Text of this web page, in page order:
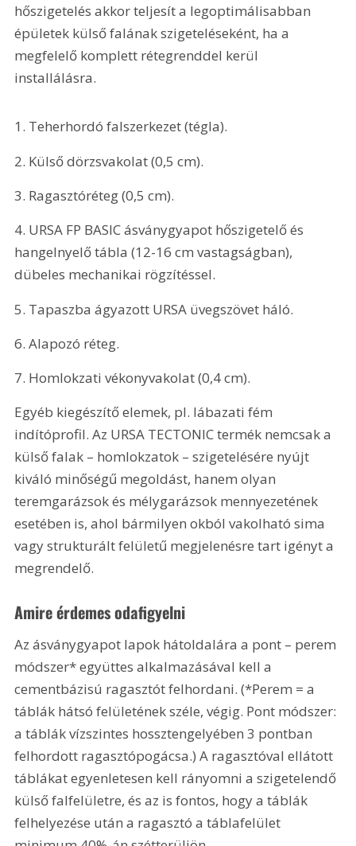
hőszigetelés akkor teljesít a legoptimálisabban
épületek külső falának szigeteléseként, ha a
megfelelő komplett rétegrenddel kerül
installálásra.
1. Teherhordó falszerkezet (tégla).
2. Külső dörzsvakolat (0,5 cm).
3. Ragasztóréteg (0,5 cm).
4. URSA FP BASIC ásványgyapot hőszigetelő és
hangelnyelő tábla (12-16 cm vastagságban),
dübeles mechanikai rögzítéssel.
5. Tapaszba ágyazott URSA üvegszövet háló.
6. Alapozó réteg.
7. Homlokzati vékonyvakolat (0,4 cm).
Egyéb kiegészítő elemek, pl. lábazati fém
indítóprofil. Az URSA TECTONIC termék nemcsak a
külső falak – homlokzatok – szigetelésére nyújt
kiváló minőségű megoldást, hanem olyan
teremgarázsok és mélygarázsok mennyezetének
esetében is, ahol bármilyen okból vakolható sima
vagy strukturált felületű megjelenésre tart igényt a
megrendelő.
Amire érdemes odafigyelni
Az ásványgyapot lapok hátoldalára a pont – perem
módszer* együttes alkalmazásával kell a
cementbázisú ragasztót felhordani. (*Perem = a
táblák hátsó felületének széle, végig. Pont módszer:
a táblák vízszintes hossztengelyében 3 pontban
felhordott ragasztópogácsa.) A ragasztóval ellátott
táblákat egyenletesen kell rányomni a szigetelendő
külső falfelületre, és az is fontos, hogy a táblák
felhelyezése után a ragasztó a táblafelület